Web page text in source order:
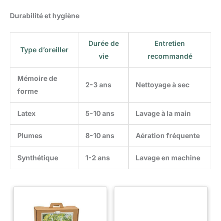
Durabilité et hygiène
Type d’oreiller
Durée de
vie
Entretien
recommandé
Mémoire de
forme
2-3 ans Nettoyage à sec
Latex 5-10 ans Lavage à la main
Plumes 8-10 ans Aération fréquente
Synthétique 1-2 ans Lavage en machine